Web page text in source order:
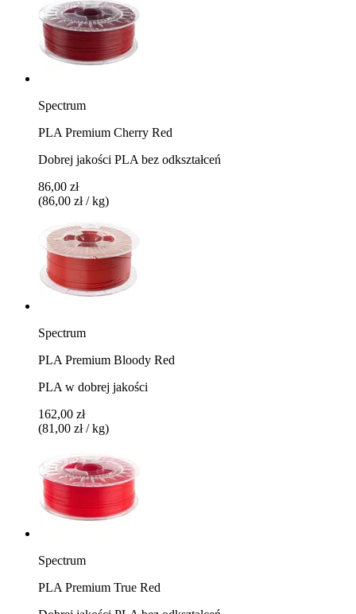
Spectrum
PLA Premium Cherry Red
Dobrej jakości PLA bez odkształceń
86,00 zł
(86,00 zł / kg)
Spectrum
PLA Premium Bloody Red
PLA w dobrej jakości
162,00 zł
(81,00 zł / kg)
Spectrum
PLA Premium True Red